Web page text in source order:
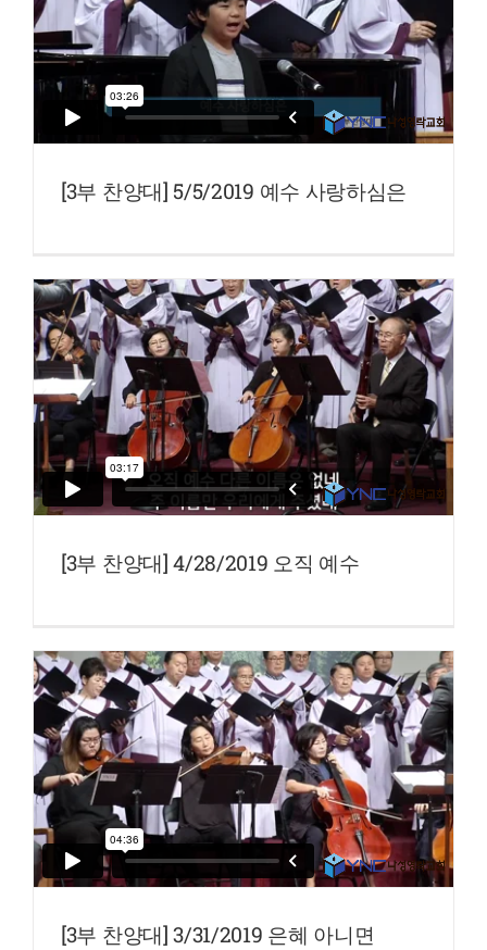
[3부 찬양대] 5/5/2019 예수 사랑하심은
[3부 찬양대] 4/28/2019 오직 예수
[3부 찬양대] 3/31/2019 은혜 아니면